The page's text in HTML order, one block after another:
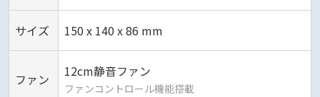
サイズ 150 x 140 x 86 mm
ファン 12cm静音ファン
ファンコントロール機能搭載